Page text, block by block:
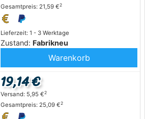
Lieferzeit: 1 - 3 Werktage
Zustand: Fabrikneu
Gesamtpreis: 21,59 €2
Warenkorb
19,14 €
Versand: 5,95 €2
Gesamtpreis: 25,09 €2